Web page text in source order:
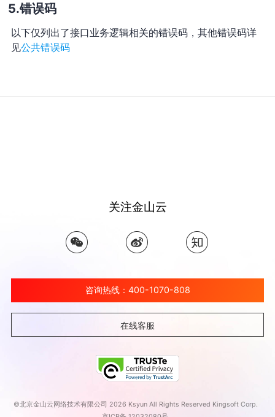
错误码
以下仅列出了接口业务逻辑相关的错误码，其他错误码详
见公共错误码
关注金山云
咨询热线：400-1070-808
在线客服
©北京金山云网络技术有限公司 2026 Ksyun All Rights Reserved Kingsoft Corp.